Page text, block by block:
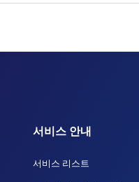
서비스 안내
서비스 리스트